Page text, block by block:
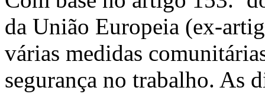
da União Europeia (ex-
várias medidas
segurança no trabalho. As